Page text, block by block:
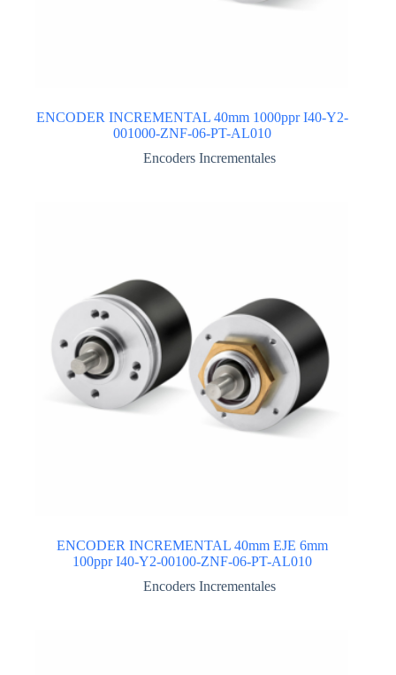
ENCODER INCREMENTAL 40mm 1000ppr I40-Y2-
001000-ZNF-06-PT-AL010
Encoders Incrementales
ENCODER INCREMENTAL 40mm EJE 6mm
100ppr I40-Y2-00100-ZNF-06-PT-AL010
Encoders Incrementales